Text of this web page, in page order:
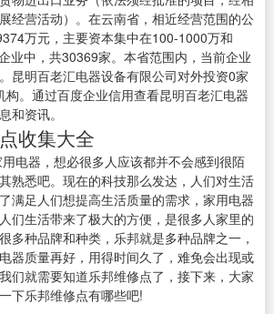
经营活动）。在云南省，相近经营范围的公
万元，主要资本集中在100-1000万和
业中，共30369家。本省范围内，当前企业
昆明百老汇电器设备有限公司对外投资0家
构。通过百度企业信用查看昆明百老汇电器
和资讯。
收集大全
电器，想必很多人应该都并不会感到很陌
熟悉吧。现在的科技那么发达，人们对生活
满足人们想提高生活质量的需求，家用电器
们生活带来了极大的方便，是很多人家里的
多种品牌和种类，乐邦就是多种品牌之一，
器质量再好，用得时间久了，难免会出现或
们就需要知道乐邦维修点了，接下来，大家
一下乐邦维修点有哪些吧!